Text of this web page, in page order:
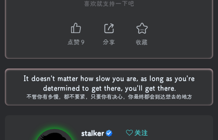
喜欢就支持一下吧
点赞 9 分享 收藏
It doesn't matter how slow you are, as long as you're
determined to get there, you'll get there.
不管你有多慢，都不要紧，只要你有决心，你最终都会到达想去的地方
stalker 关注